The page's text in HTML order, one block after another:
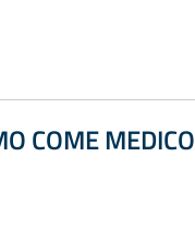
COME MEDICO